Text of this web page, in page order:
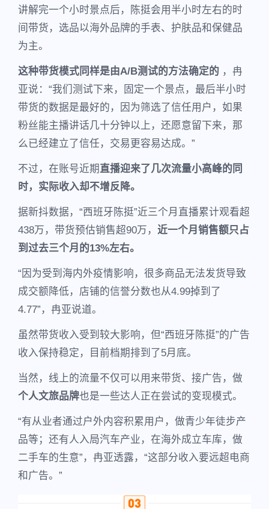
讲解完一个小时景点后，陈挺会用半小时左右的时
间带货，选品以海外品牌的手表、护肤品和保健品
为主。
这种带货模式同样是由A/B测试的方法确定的，冉
亚说：“我们测试下来，固定一个景点，最后半小时
带货的数据是最好的，因为筛选了信任用户，如果
粉丝能主播讲话几十分钟以上，还愿意留下来，那
么已经建立了信任，交易更容易达成。”
不过，在账号近期直播迎来了几次流量小高峰的同
时，实际收入却不增反降。
据新抖数据，“西班牙陈挺”近三个月直播累计观看超
438万，带货预估销售超90万， 近一个月销售额只占
到过去三个月的13%左右。
“因为受到海内外疫情影响，很多商品无法发货导致
成交额降低，店铺的信誉分数也从4.99掉到了
4.77”，冉亚说道。
虽然带货收入受到较大影响，但“西班牙陈挺”的广告
收入保持稳定，目前档期排到了5月底。
当然，线上的流量不仅可以用来带货、接广告，做
个人文旅品牌也是一些达人正在尝试的变现模式。
“有从业者通过户外内容积累用户，做青少年徒步产
品等；还有人入局汽车产业，在海外成立车库，做
二手车的生意”，冉亚透露，“这部分收入要远超电商
和广告。”